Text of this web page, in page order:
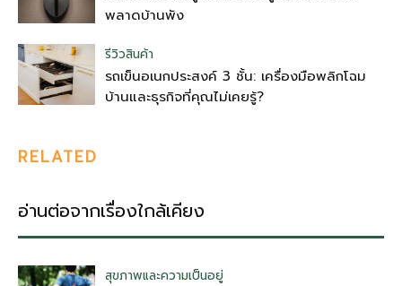
พลาดบ้านพัง
รีวิวสินค้า
รถเข็นอเนกประสงค์ 3 ชั้น: เครื่องมือพลิกโฉม
บ้านและธุรกิจที่คุณไม่เคยรู้?
RELATED
อ่านต่อจากเรื่องใกล้เคียง
สุขภาพและความเป็นอยู่